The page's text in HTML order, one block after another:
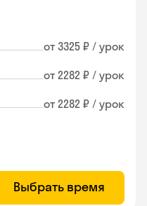
от 3325 ₽ / урок
от 2282 ₽ / урок
от 2282 ₽ / урок
Выбрать время